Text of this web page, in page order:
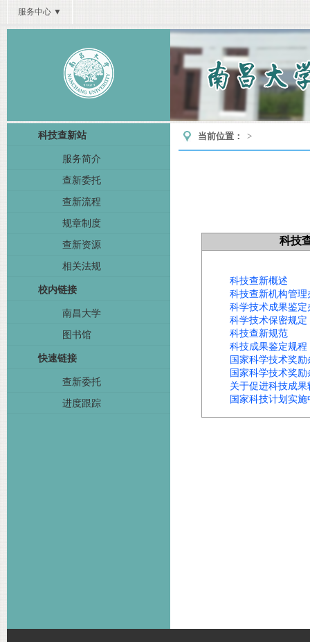
服务中心 ▼
科技查新站
服务简介
查新委托
查新流程
规章制度
查新资源
相关法规
校内链接
南昌大学
图书馆
快速链接
查新委托
进度跟踪
当前位置： >